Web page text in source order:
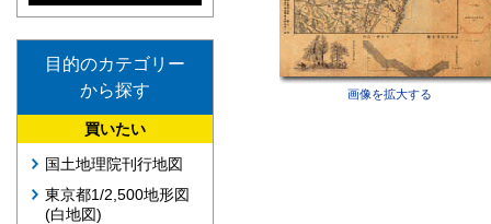
目的のカテゴリー
から探す
買いたい
国土地理院刊行地図
東京都1/2,500地形図
(白地図)
画像を拡大する